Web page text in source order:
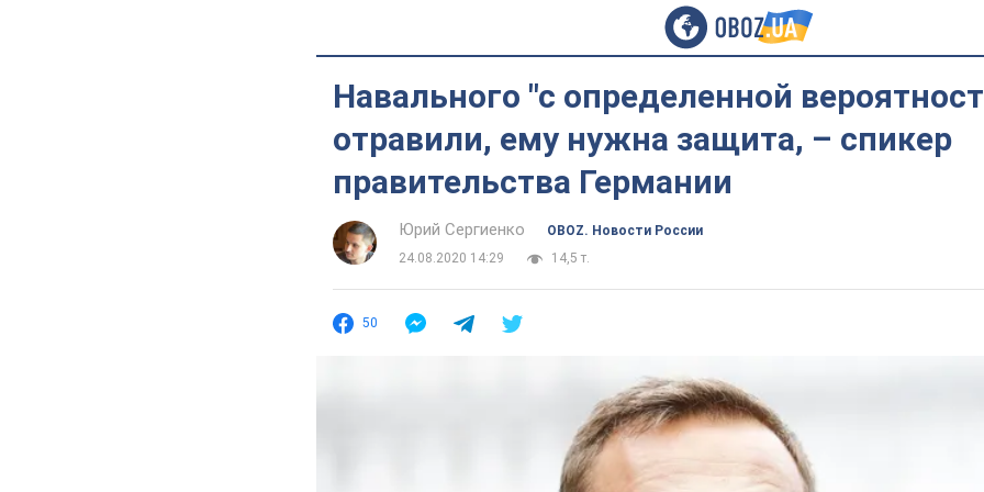
Навального "с определенной
отравили, ему нужна защита, –​​​​​​​ спикер
правительства Германии
Юрий Сергиенко
OBOZ. Новости России
24.08.2020 14:29
14,5 т.
50